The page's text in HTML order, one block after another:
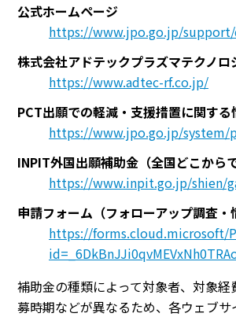
公式ホームページ
https://www.jpo.go.jp/
株式会社アドテックプラズマテクノロ
https://www.adtec-rf.co.jp/
PCT出願での軽減・支援措置に関する
https://www.jpo.go.jp/system/
INPIT外国出願補助金（全国どこから
https://www.inpit.go.jp/shien/
申請フォーム（フォローアップ調査・
https://forms.cloud.microsoft/
補助金の種類によって対象者、対象経
募時期などが異なるため、各ウェブ